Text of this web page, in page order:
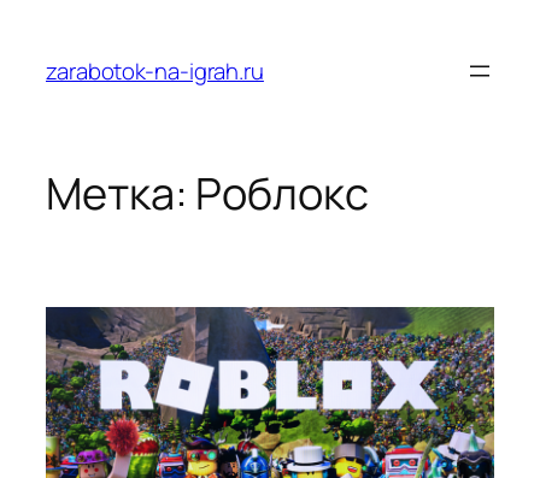
содержимому
zarabotok-na-igrah.ru
Метка: Роблокс